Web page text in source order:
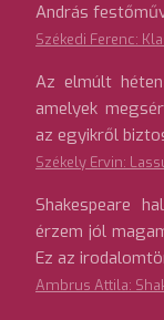
András
Székedi Ferenc:
Az elmúlt
amelyek
az egyikről
Székely Ervin:
Shakespeare
érzem jól
Ez az
Ambrus Attila: